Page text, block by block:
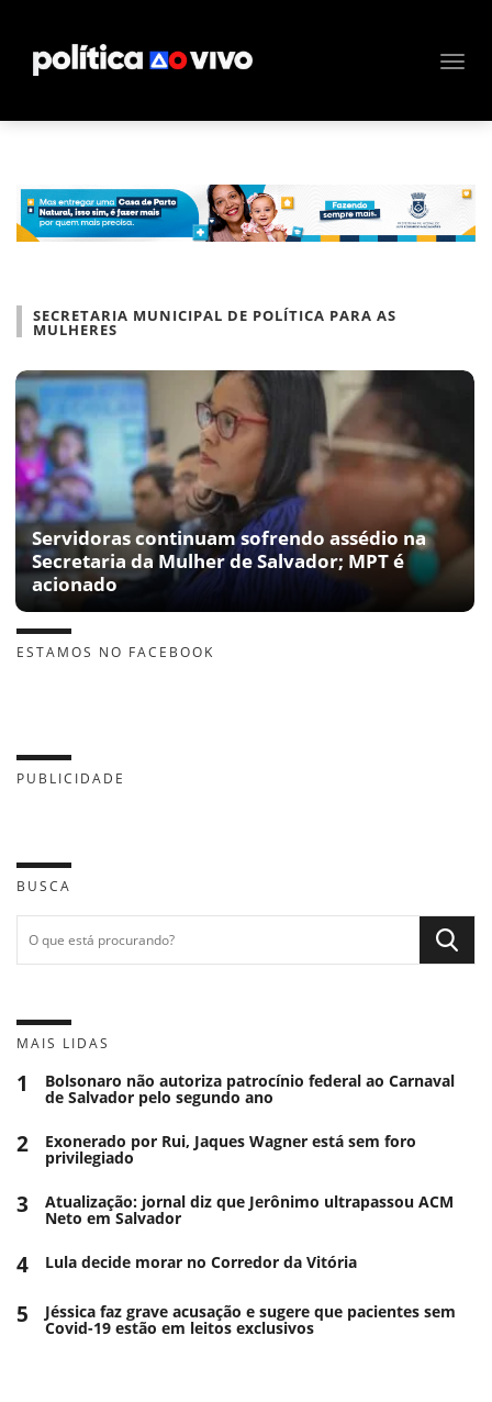
SECRETARIA MUNICIPAL DE POLÍTICA PARA AS
MULHERES
Servidoras continuam sofrendo assédio na
Secretaria da Mulher de Salvador; MPT é
acionado
ESTAMOS NO FACEBOOK
PUBLICIDADE
BUSCA
MAIS LIDAS
1 Bolsonaro não autoriza patrocínio federal ao Carnaval
de Salvador pelo segundo ano
2 Exonerado por Rui, Jaques Wagner está sem foro
privilegiado
3 Atualização: jornal diz que Jerônimo ultrapassou ACM
Neto em Salvador
4 Lula decide morar no Corredor da Vitória
5 Jéssica faz grave acusação e sugere que pacientes sem
Covid-19 estão em leitos exclusivos